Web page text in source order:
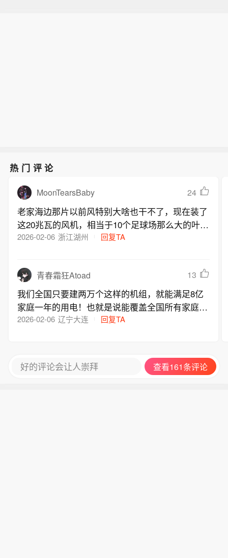
热门评论
MoonTearsBaby 24
老家海边那片以前风特别大啥也干不了，现在装了
这20兆瓦的风机，相当于10个足球场那么大的叶片
转一圈够我家半年用电，厉害
2026-02-06 浙江湖州 回复TA
青春霜狂Atoad 13
我们全国只要建两万个这样的机组，就能满足8亿
家庭一年的用电！也就是说能覆盖全国所有家庭的
用电需求
2026-02-06 辽宁大连 回复TA
好的评论会让人崇拜 查看161条评论